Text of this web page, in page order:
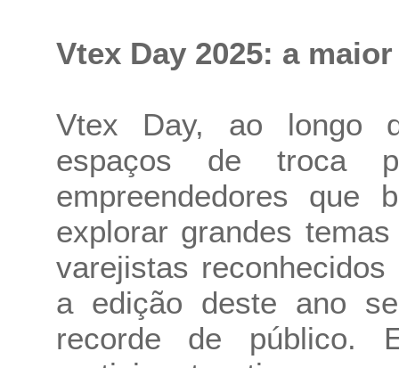
Vtex Day 2025: a
Vtex Day, ao longo
espaços de troca
empreendedores que
explorar grandes
varejistas
a edição deste ano
recorde de público.